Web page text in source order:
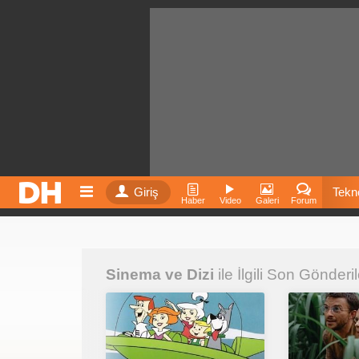
Giriş
Haber Video Galeri Forum
Sinema ve Dizi ile İlgili Son